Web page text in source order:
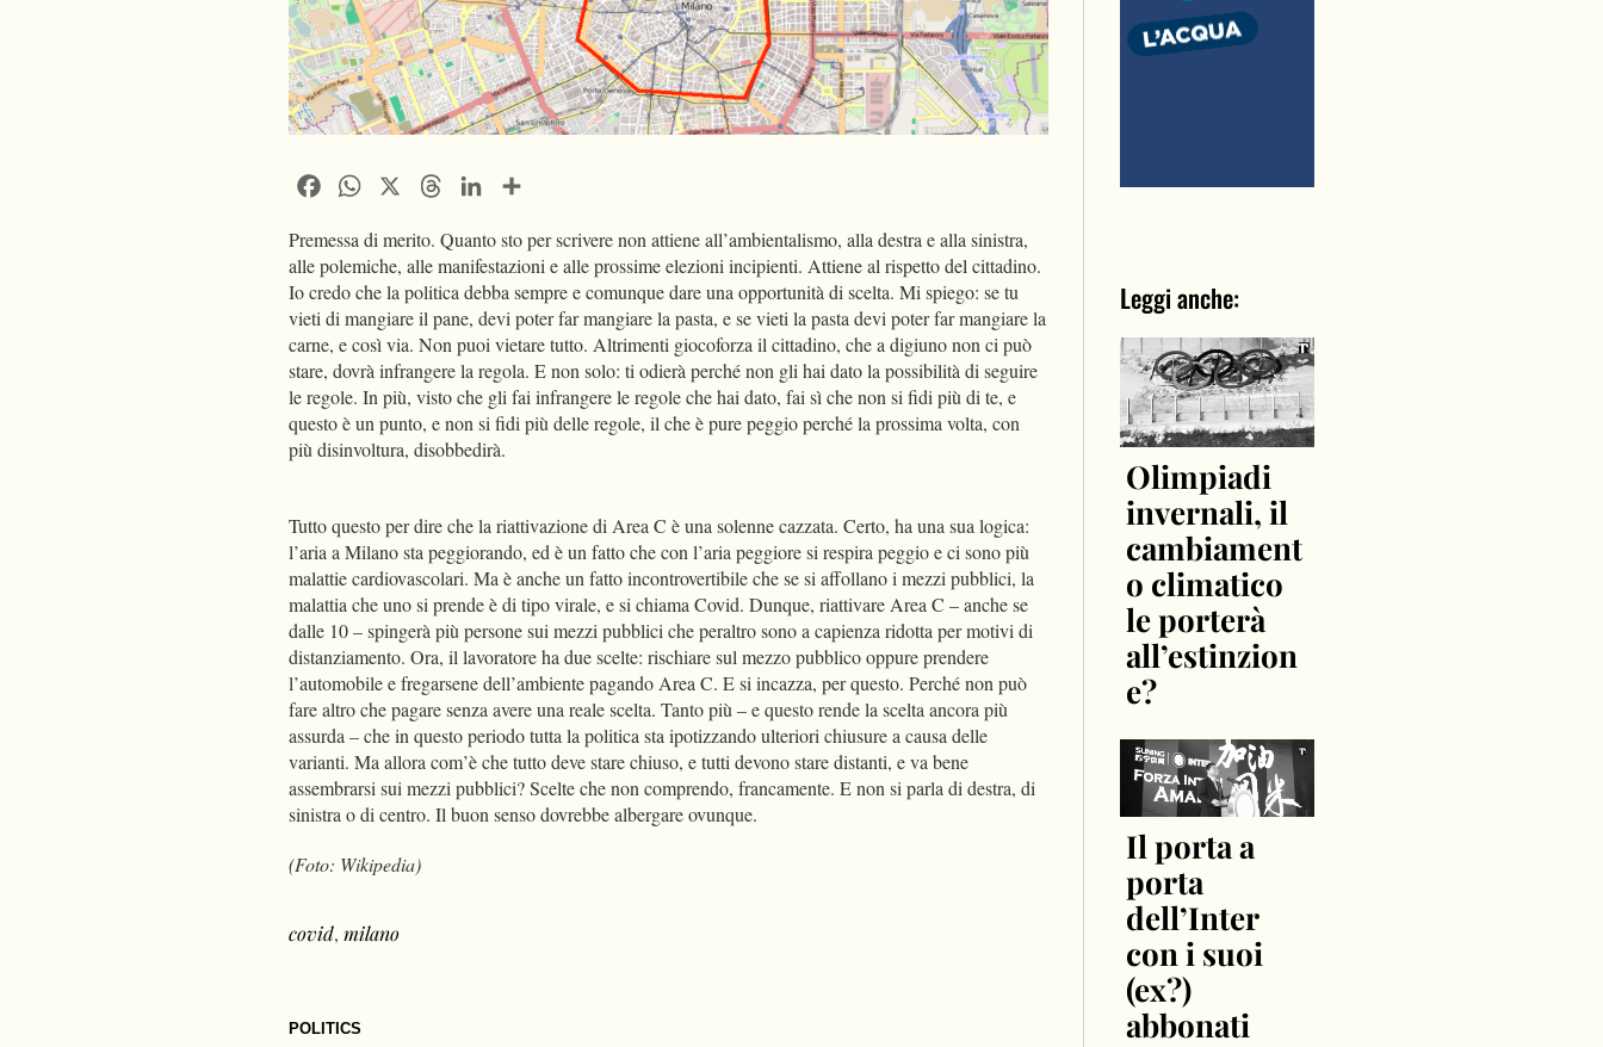
POLITICS
FacebookWhatsApp ThreadsLinkedIn
Premessa di merito. Quanto sto per scrivere non attiene all’ambientalismo, alla destra e alla sinistra,
alle polemiche, alle manifestazioni e alle prossime elezioni incipienti. Attiene al rispetto del cittadino.
Io credo che la politica debba sempre e comunque dare una opportunità di scelta. Mi spiego: se tu
vieti di mangiare il pane, devi poter far mangiare la pasta, e se vieti la pasta devi poter far mangiare la
carne, e così via. Non puoi vietare tutto. Altrimenti giocoforza il cittadino, che a digiuno non ci può
stare, dovrà infrangere la regola. E non solo: ti odierà perché non gli hai dato la possibilità di seguire
le regole. In più, visto che gli fai infrangere le regole che hai dato, fai sì che non si fidi più di te, e
questo è un punto, e non si fidi più delle regole, il che è pure peggio perché la prossima volta, con
più disinvoltura, disobbedirà.
Tutto questo per dire che la riattivazione di Area C è una solenne cazzata. Certo, ha una sua logica:
l’aria a Milano sta peggiorando, ed è un fatto che con l’aria peggiore si respira peggio e ci sono più
malattie cardiovascolari. Ma è anche un fatto incontrovertibile che se si affollano i mezzi pubblici, la
malattia che uno si prende è di tipo virale, e si chiama Covid. Dunque, riattivare Area C – anche se
dalle 10 – spingerà più persone sui mezzi pubblici che peraltro sono a capienza ridotta per motivi di
distanziamento. Ora, il lavoratore ha due scelte: rischiare sul mezzo pubblico oppure prendere
l’automobile e fregarsene dell’ambiente pagando Area C. E si incazza, per questo. Perché non può
fare altro che pagare senza avere una reale scelta. Tanto più – e questo rende la scelta ancora più
assurda – che in questo periodo tutta la politica sta ipotizzando ulteriori chiusure a causa delle
varianti. Ma allora com’è che tutto deve stare chiuso, e tutti devono stare distanti, e va bene
assembrarsi sui mezzi pubblici? Scelte che non comprendo, francamente. E non si parla di destra, di
sinistra o di centro. Il buon senso dovrebbe albergare ovunque.
(Foto: Wikipedia)
covid, milano
Leggi anche:
Olimpiadi
invernali, il
cambiament
o climatico
le porterà
all’estinzion
e?
Il porta a
porta
dell’Inter
con i suoi
(ex?)
abbonati